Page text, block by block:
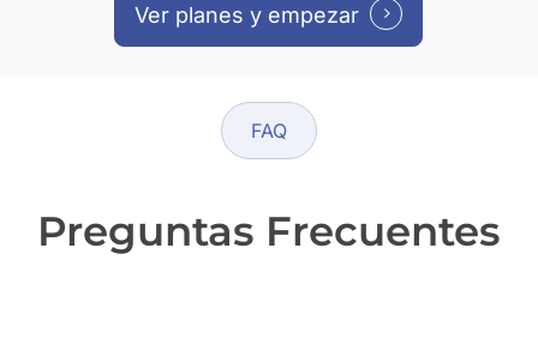
Ver planes y empezar
FAQ
Preguntas Frecuentes